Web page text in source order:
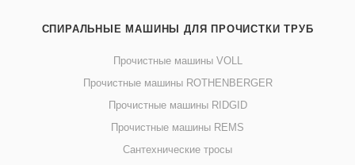
СПИРАЛЬНЫЕ МАШИНЫ ДЛЯ ПРОЧИСТКИ ТРУБ
Прочистные машины VOLL
Прочистные машины ROTHENBERGER
Прочистные машины RIDGID
Прочистные машины REMS
Сантехнические тросы